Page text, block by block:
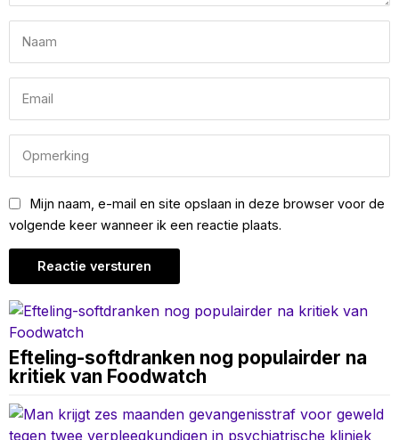
Mijn naam, e-mail en site opslaan in deze browser voor de
volgende keer wanneer ik een reactie plaats.
Efteling-softdranken nog populairder na
kritiek van Foodwatch